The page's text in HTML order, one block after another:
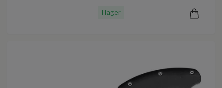
I lager